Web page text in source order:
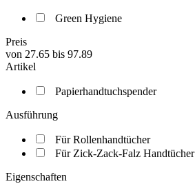
Green Hygiene
Preis
von 27.65 bis 97.89
Artikel
Papierhandtuchspender
Ausführung
Für Rollenhandtücher
Für Zick-Zack-Falz Handtücher
Eigenschaften